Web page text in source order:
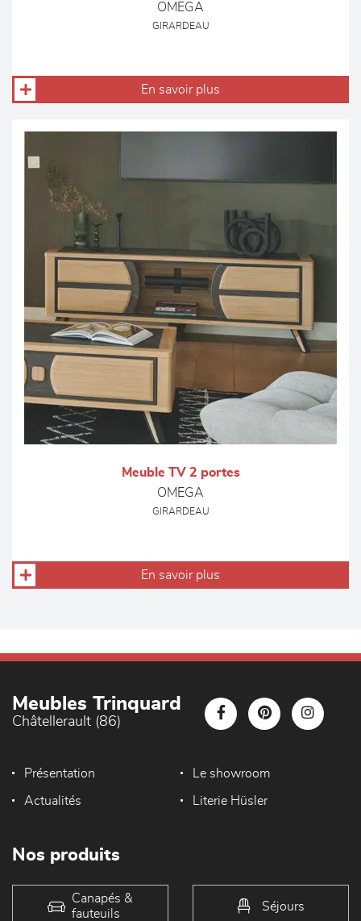
OMEGA
GIRARDEAU
En savoir plus
Meuble TV 2 portes
OMEGA
GIRARDEAU
En savoir plus
Meubles Trinquard
Châtellerault (86)
Présentation Le showroom
Actualités Literie Hüsler
Nos produits
Canapés &
fauteuils
Séjours